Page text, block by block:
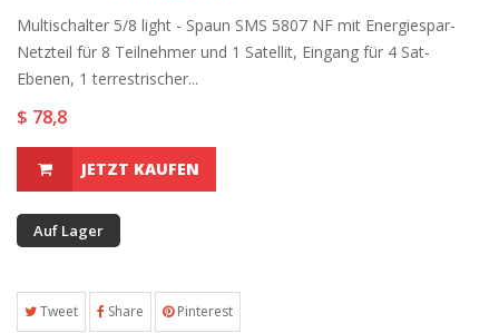
Multischalter 5/8 light - Spaun SMS 5807 NF mit Energiespar-
Netzteil für 8 Teilnehmer und 1 Satellit, Eingang für 4 Sat-
Ebenen, 1 terrestrischer...
$ 78,8
JETZT KAUFEN
Auf Lager
Tweet Share Pinterest